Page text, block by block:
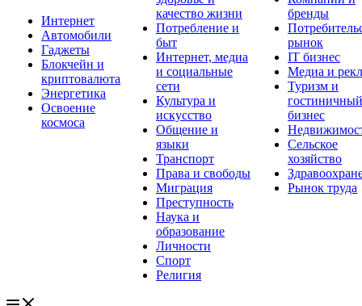
Интернет
Автомобили
Гаджеты
Блокчейн и
криптовалюта
Энергетика
Освоение
космоса
качество жизни
Потребление и
быт
Интернет, медиа
и социальные
сети
Культура и
искусство
Общение и
языки
Транспорт
Права и свободы
Миграция
Преступность
Наука и
образование
Личности
Спорт
Религия
бренды
рынок
IT бизнес
Медиа и
Туризм и
гостиничный
бизнес
Сельское
хозяйство
Рынок труда